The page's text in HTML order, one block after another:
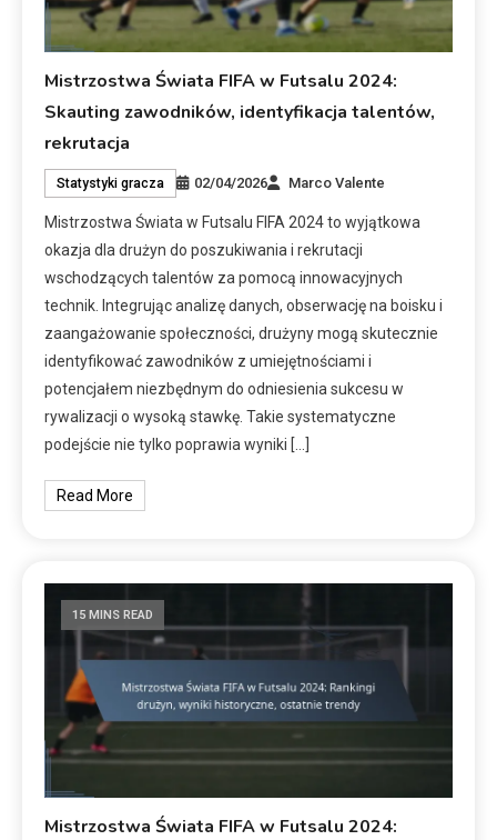
Mistrzostwa Świata FIFA w Futsalu 2024:
Skauting zawodników, identyfikacja talentów,
rekrutacja
Statystyki gracza 02/04/2026 Marco Valente
Mistrzostwa Świata w Futsalu FIFA 2024 to wyjątkowa
okazja dla drużyn do poszukiwania i rekrutacji
wschodzących talentów za pomocą innowacyjnych
technik. Integrując analizę danych, obserwację na boisku i
zaangażowanie społeczności, drużyny mogą skutecznie
identyfikować zawodników z umiejętnościami i
potencjałem niezbędnym do odniesienia sukcesu w
rywalizacji o wysoką stawkę. Takie systematyczne
podejście nie tylko poprawia wyniki […]
Read More
15 MINS READ
Mistrzostwa Świata FIFA w Futsalu 2024: